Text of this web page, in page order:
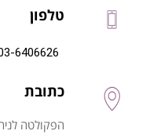
טלפון
6406626
כתובת
הפקולטה